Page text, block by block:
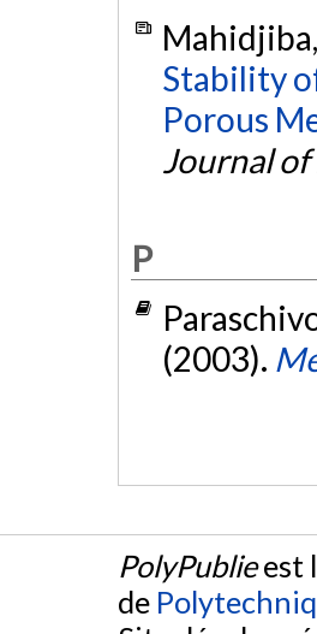
Stability
Porous
Journal of
P
(2003).
PolyPublieest
de